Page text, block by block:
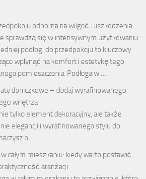
odporna na wilgoć i uszkodzenia:
sprawdzą się w intensywnym użytkowaniu
podłogi do przedpokoju to kluczowy
wpłynąć na komfort i estetykę tego
pomieszczenia. Podłoga w …
doniczkowe – dodaj wyrafinowanego
wnętrza
tylko element dekoracyjny, ale także
elegancji i wyrafinowanego stylu do
o …
w całym mieszkaniu: kiedy warto postawić
aranżacji